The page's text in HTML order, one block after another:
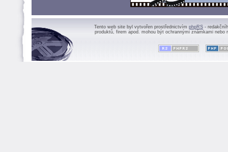
Tento web site byl vytvořen prostřednictvím phpRS -
produktů, firem apod. mohou být ochrannými známkami